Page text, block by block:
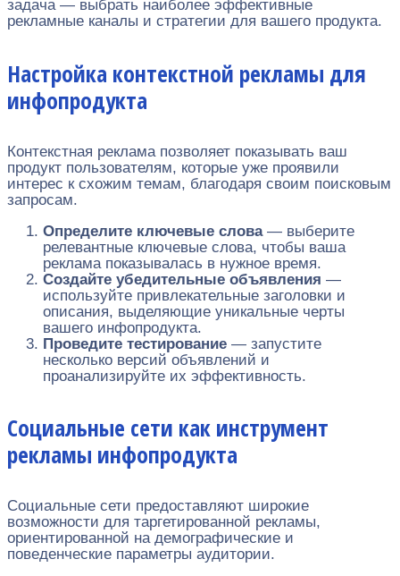
задача — выбрать наиболее эффективные
рекламные каналы и стратегии для вашего продукта.
Настройка контекстной рекламы для
инфопродукта
Контекстная реклама позволяет показывать ваш
продукт пользователям, которые уже проявили
интерес к схожим темам, благодаря своим поисковым
запросам.
Определите ключевые слова— выберите
релевантные ключевые слова, чтобы ваша
реклама показывалась в нужное время.
Создайте убедительные объявления —
используйте привлекательные заголовки и
описания, выделяющие уникальные черты
вашего инфопродукта.
Проведите тестирование — запустите
несколько версий объявлений и
проанализируйте их эффективность.
Социальные сети как инструмент
рекламы инфопродукта
Социальные сети предоставляют широкие
возможности для таргетированной рекламы,
ориентированной на демографические и
поведенческие параметры аудитории.